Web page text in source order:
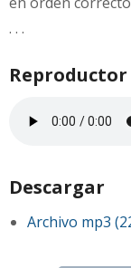
. . .
Descargar
Archivo mp3